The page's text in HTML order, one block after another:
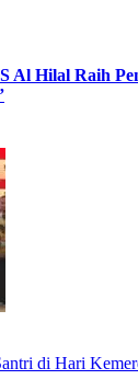
Al Hilal Raih
di Hari